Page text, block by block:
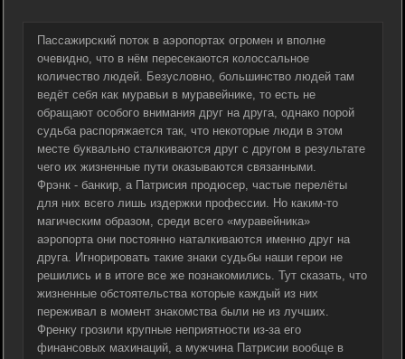
Пассажирский поток в аэропортах огромен и вполне
очевидно, что в нём пересекаются колоссальное
количество людей. Безусловно, большинство людей там
ведёт себя как муравьи в муравейнике, то есть не
обращают особого внимания друг на друга, однако порой
судьба распоряжается так, что некоторые люди в этом
месте буквально сталкиваются друг с другом в результате
чего их жизненные пути оказываются связанными.
Фрэнк - банкир, а Патрисия продюсер, частые перелёты
для них всего лишь издержки профессии. Но каким-то
магическим образом, среди всего «муравейника»
аэропорта они постоянно наталкиваются именно друг на
друга. Игнорировать такие знаки судьбы наши герои не
решились и в итоге все же познакомились. Тут сказать, что
жизненные обстоятельства которые каждый из них
переживал в момент знакомства были не из лучших.
Френку грозили крупные неприятности из-за его
финансовых махинаций, а мужчина Патрисии вообще в